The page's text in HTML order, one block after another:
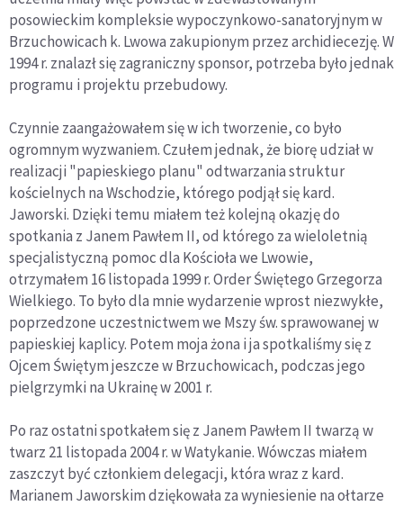
posowieckim kompleksie wypoczynkowo-sanatoryjnym w
Brzuchowicach k. Lwowa zakupionym przez archidiecezję. W
1994 r. znalazł się zagraniczny sponsor, potrzeba było jednak
programu i projektu przebudowy.
Czynnie zaangażowałem się w ich tworzenie, co było
ogromnym wyzwaniem. Czułem jednak, że biorę udział w
realizacji "papieskiego planu" odtwarzania struktur
kościelnych na Wschodzie, którego podjął się kard.
Jaworski. Dzięki temu miałem też kolejną okazję do
spotkania z Janem Pawłem II, od którego za wieloletnią
specjalistyczną pomoc dla Kościoła we Lwowie,
otrzymałem 16 listopada 1999 r. Order Świętego Grzegorza
Wielkiego. To było dla mnie wydarzenie wprost niezwykłe,
poprzedzone uczestnictwem we Mszy św. sprawowanej w
papieskiej kaplicy. Potem moja żona i ja spotkaliśmy się z
Ojcem Świętym jeszcze w Brzuchowicach, podczas jego
pielgrzymki na Ukrainę w 2001 r.
Po raz ostatni spotkałem się z Janem Pawłem II twarzą w
twarz 21 listopada 2004 r. w Watykanie. Wówczas miałem
zaszczyt być członkiem delegacji, która wraz z kard.
Marianem Jaworskim dziękowała za wyniesienie na ołtarze